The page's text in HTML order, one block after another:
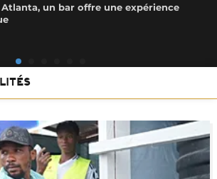
Atlanta, un bar offre une expérience